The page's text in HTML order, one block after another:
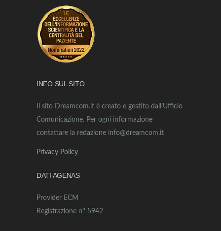
INFO SUL SITO
Il sito Dreamcom.it è creato e gestito dall’Ufficio
Comunicazione. Per ogni informazione
contattare la redazione info@dreamcom.it
Privacy Policy
DATI AGENAS
Provider ECM
Registrazione n° 5942